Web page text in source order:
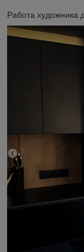
Работа художника